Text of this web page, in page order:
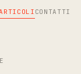
CONTATTI